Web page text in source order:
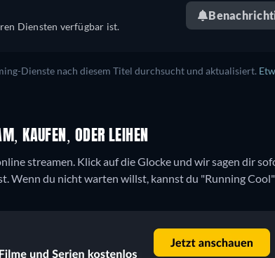
Diensten verfügbar ist.
Dienste nach diesem Titel durchsucht und aktualisiert.
KAUFEN, ODER LEIHEN
streamen. Klick auf die Glocke und wir sagen dir
Wenn du nicht warten willst, kannst du "Running